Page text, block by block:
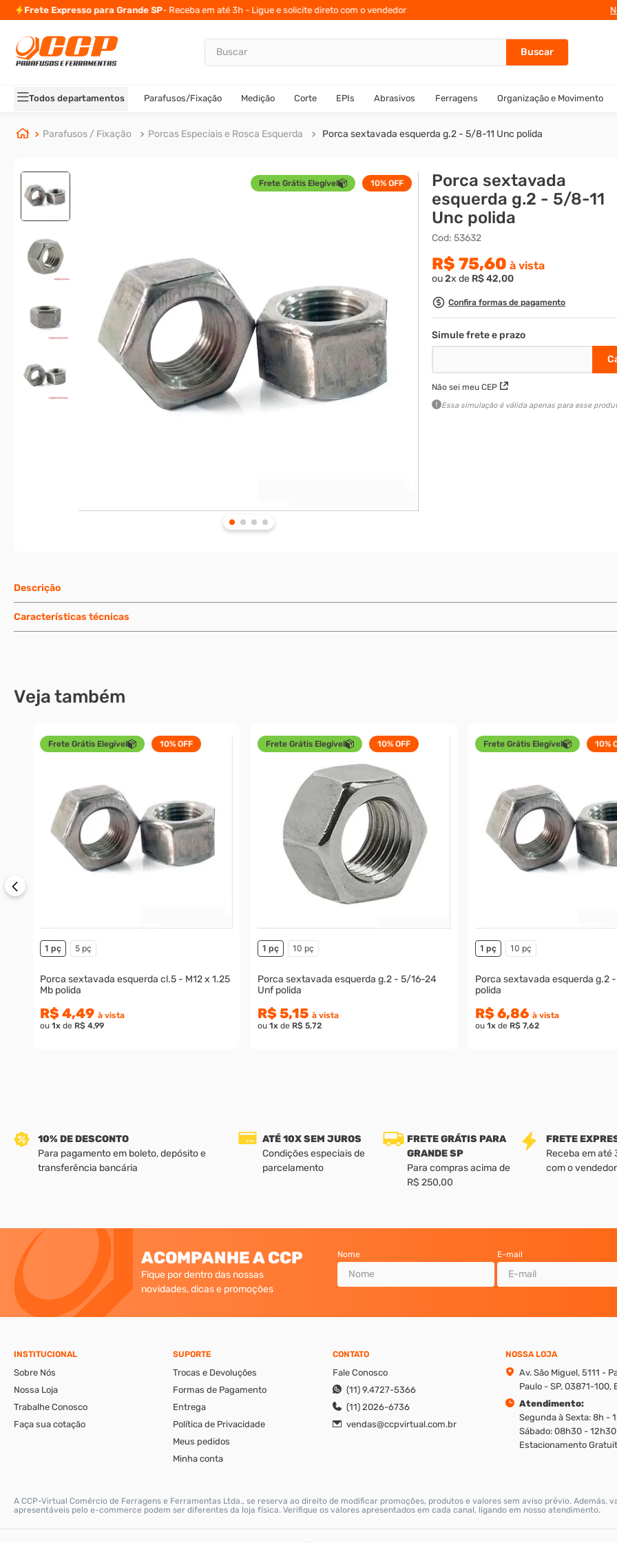
Expresso para Grande SP- Receba em até 3h - Ligue e solicite direto com o vendedor
Buscar
Todos departamentos Parafusos/Fixação Medição Corte EPIs Abrasivos Ferragens Organização e Movimento
Parafusos / Fixação Porcas Especiais e Rosca Esquerda Porca sextavada esquerda g.2 - 5/8-11 Unc polida
Frete Grátis Elegível 10%OFF
Porca sextavada
esquerda g.2 - 5/8-11
Unc polida
Cod:53632
R$ 75,60 à vista
ou2x de R$42,00
Confira formas de pagamento
Não sei meu CEP
Essa simulação é válida apenas para esse
Descrição
Características técnicas
Veja também
Frete Grátis Elegível 10%OFF
1 pç 5 pç
Porca sextavada esquerda cl.5 - M12 x 1.25
Mb polida
R$ 4,49 à vista
ou 1xde R$ 4,99
Frete Grátis Elegível 10%OFF
1 pç 10 pç
Porca sextavada esquerda g.2 - 5/16-24
Unf polida
R$ 5,15 à vista
ou 1xde R$ 5,72
Frete Grátis Elegível 10%
1 pç 10 pç
Porca sextavada esquerda g.2
polida
R$ 6,86 à vista
ou 1xde R$ 7,62
10% DE DESCONTO
Para pagamento em boleto, depósito e
transferência bancária
ATÉ 10X SEM JUROS
Condições especiais de
parcelamento
FRETE GRÁTIS PARA
GRANDE SP
Para compras acima de
R$ 250,00
FRETE
Receba em até
com o vendedor
ACOMPANHE A CCP
Fique por dentro das nossas
novidades, dicas e promoções
Nome E-mail
INSTITUCIONAL
Sobre Nós
Nossa Loja
Trabalhe Conosco
Faça sua cotação
SUPORTE
Trocas e Devoluções
Formas de Pagamento
Entrega
Política de Privacidade
Meus pedidos
Minha conta
CONTATO
Fale Conosco
(11) 9.4727-5366
(11) 2026-6736
vendas@ccpvirtual.com.br
NOSSA LOJA
Av. São Miguel, 5111 -
Paulo - SP, 03871-100,
Atendimento:
Segunda à Sexta: 8h -
Sábado: 08h30 - 12h30
Estacionamento
A CCP-Virtual Comércio de Ferragens e Ferramentas Ltda., se reserva ao direito de modificar promoções, produtos e valores sem aviso prévio. Además,
apresentáveis pelo e-commerce podem ser diferentes da loja física. Verifique os valores apresentados em cada canal, ligando em nosso atendimento.
TERMOS MAIS BUSCADOS
2º
carrinho titanium
3º
porca
º
arruela
cupilha
º
sextavado
parafuso allen 5
rodizio